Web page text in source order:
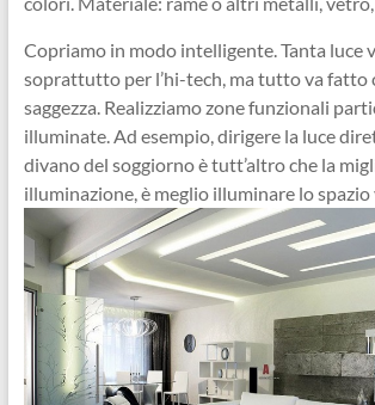
Copriamo in modo intelligente. Tanta luce
soprattutto per l’hi-tech, ma tutto va fatto
saggezza. Realizziamo zone funzionali
illuminate. Ad esempio, dirigere la luce
divano del soggiorno è tutt’altro che la
illuminazione, è meglio illuminare lo spazio